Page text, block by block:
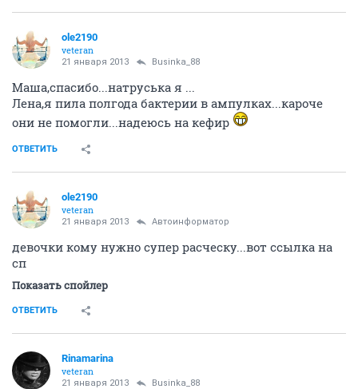
ole2190
veteran
21 января 2013 Businka_88
Маша,спасибо...натруська я ...
Лена,я пила полгода бактерии в ампулках...кароче
они не помогли...надеюсь на кефир
ОТВЕТИТЬ
ole2190
veteran
21 января 2013 Автоинформатор
девочки кому нужно супер расческу...вот ссылка на
сп
Показать спойлер
ОТВЕТИТЬ
Rinamarina
veteran
21 января 2013 Businka_88